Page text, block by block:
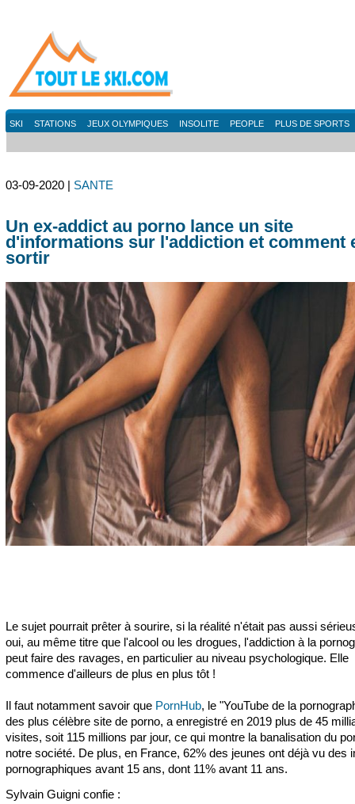
SKI STATIONS JEUX OLYMPIQUES INSOLITE PEOPLE PLUS DE SPORTS
03-09-2020 | SANTE
Un ex-addict au porno lance un site
d'informations sur l'addiction et comment
sortir
Le sujet pourrait prêter à sourire, si la réalité n'était pas aussi
oui, au même titre que l'alcool ou les drogues, l'addiction à la
peut faire des ravages, en particulier au niveau psychologique. Elle
commence d'ailleurs de plus en plus tôt !
Il faut notamment savoir que PornHub, le "YouTube de la
des plus célèbre site de porno, a enregistré en 2019 plus de 45
visites, soit 115 millions par jour, ce qui montre la banalisation du
notre société. De plus, en France, 62% des jeunes ont déjà vu des
pornographiques avant 15 ans, dont 11% avant 11 ans.
Sylvain Guigni confie :